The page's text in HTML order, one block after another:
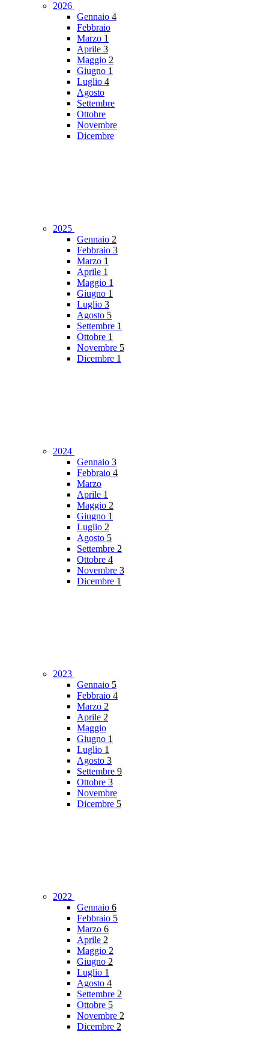
2026
Gennaio 4
Febbraio
Marzo 1
Aprile 3
Maggio 2
Giugno 1
Luglio 4
Agosto
Settembre
Ottobre
Novembre
Dicembre
2025
Gennaio 2
Febbraio 3
Marzo 1
Aprile 1
Maggio 1
Giugno 1
Luglio 3
Agosto 5
Settembre 1
Ottobre 1
Novembre 5
Dicembre 1
2024
Gennaio 3
Febbraio 4
Marzo
Aprile 1
Maggio 2
Giugno 1
Luglio 2
Agosto 5
Settembre 2
Ottobre 4
Novembre 3
Dicembre 1
2023
Gennaio 5
Febbraio 4
Marzo 2
Aprile 2
Maggio
Giugno 1
Luglio 1
Agosto 3
Settembre 9
Ottobre 3
Novembre
Dicembre 5
2022
Gennaio 6
Febbraio 5
Marzo 6
Aprile 2
Maggio 2
Giugno 2
Luglio 1
Agosto 4
Settembre 2
Ottobre 5
Novembre 2
Dicembre 2